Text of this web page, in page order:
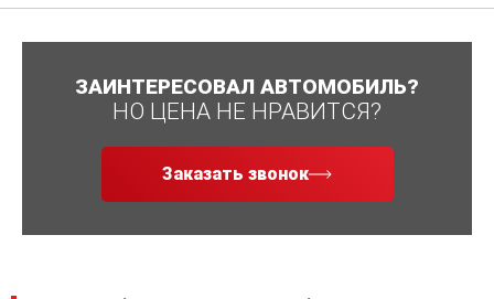
ЗАИНТЕРЕСОВАЛ АВТОМОБИЛЬ?
НО ЦЕНА НЕ НРАВИТСЯ?
Заказать звонок